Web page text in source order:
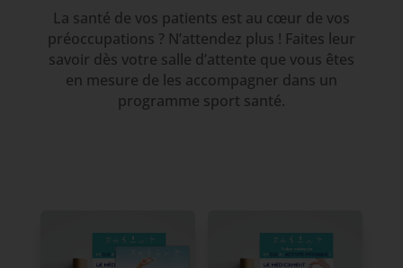
La santé de vos patients est au cœur de vos
préoccupations ? N’attendez plus ! Faites leur
savoir dès votre salle d’attente que vous êtes
en mesure de les accompagner dans un
programme sport santé.